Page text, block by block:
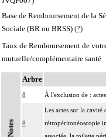
Base de Remboursement de la
Sociale (BR ou BRSS) (?)
Taux de Remboursement de
mutuelle/complémentaire santé
Notes
Arbre
8 À l'exclusion de :
8
Les actes sur la
rétropéritonéoscopie